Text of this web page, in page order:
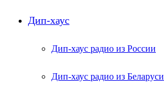
Дип-хаус
Дип-хаус радио из России
Дип-хаус радио из Беларуси